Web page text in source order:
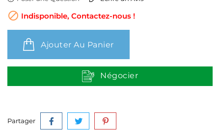
 Indisponible, Contactez-nous !
Ajouter Au Panier
Négocier
Partager